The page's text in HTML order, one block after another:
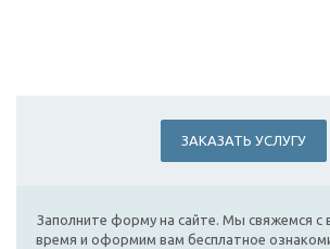
ЗАКАЗАТЬ УСЛУГУ
Заполните форму на сайте. Мы свяжемся с
время и оформим вам бесплатное